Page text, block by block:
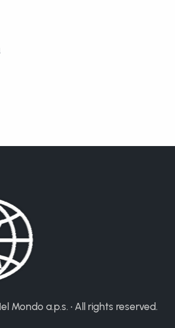
Mondo a.p.s. • All rights reserved.